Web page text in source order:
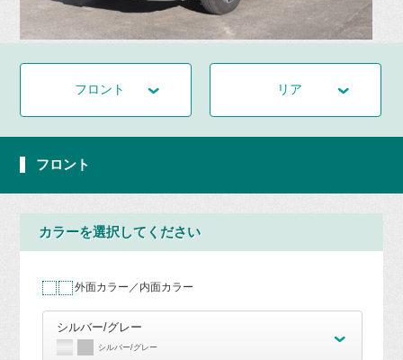
フロント リア
フロント
カラーを選択してください
外面カラー／内面カラー
シルバー/グレー
シルバー/グレー